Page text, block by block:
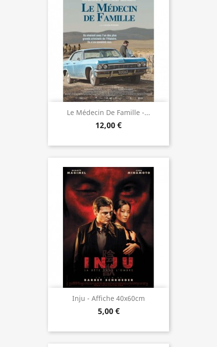
Le Médecin De Famille -...
12,00 €
Inju - Affiche 40x60cm
5,00 €